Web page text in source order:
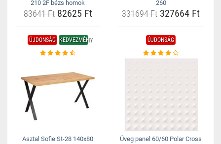
210 2F bézs homok
83641 Ft82625 Ft
260
331694 Ft 327664 Ft
ÚJDONSÁG KEDVEZMÉNY
Asztal Sofie St-28 140x80
ÚJDONSÁG
Üveg panel 60/60 Polar Cross